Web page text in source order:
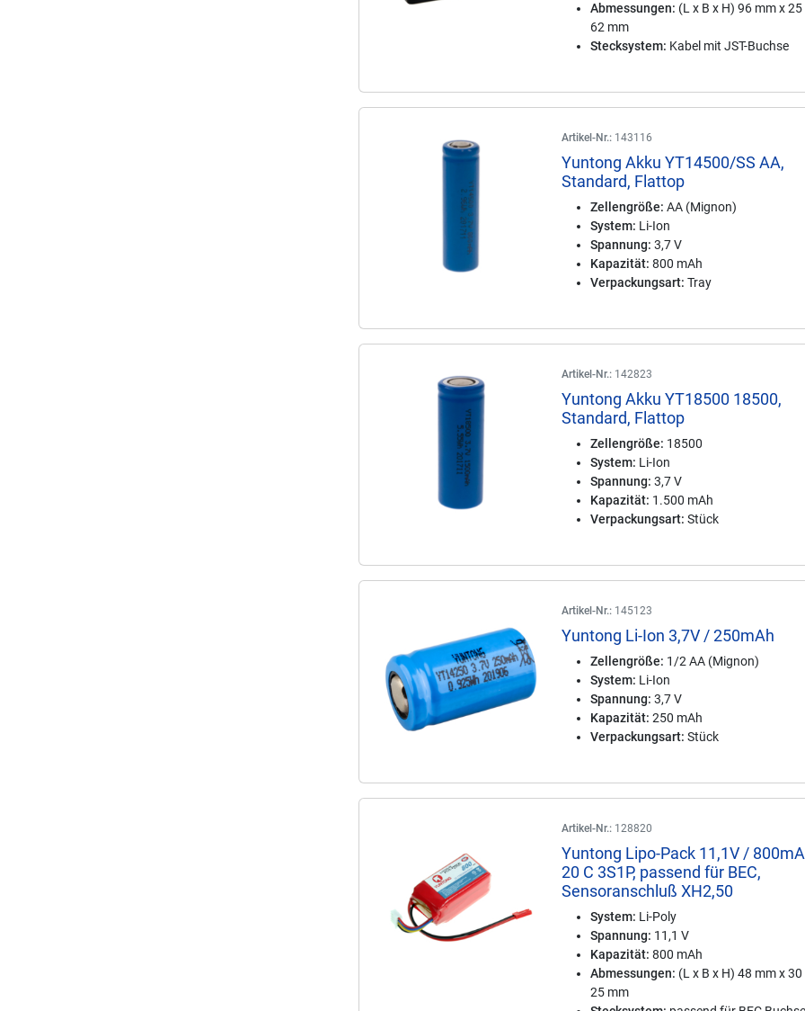
Abmessungen: (L x B x H) 96 mm x
62 mm
Stecksystem: Kabel mit JST-Buchse
Artikel-Nr.: 143116
Yuntong Akku YT14500/SS AA,
Standard, Flattop
Zellengröße: AA (Mignon)
System: Li-Ion
Spannung: 3,7 V
Kapazität: 800 mAh
Verpackungsart: Tray
Artikel-Nr.: 142823
Yuntong Akku YT18500 18500,
Standard, Flattop
Zellengröße: 18500
System: Li-Ion
Spannung: 3,7 V
Kapazität: 1.500 mAh
Verpackungsart: Stück
Artikel-Nr.: 145123
Yuntong Li-Ion 3,7V / 250mAh
Zellengröße: 1/2 AA (Mignon)
System: Li-Ion
Spannung: 3,7 V
Kapazität: 250 mAh
Verpackungsart: Stück
Artikel-Nr.: 128820
Yuntong Lipo-Pack 11,1V /
20 C 3S1P, passend für BEC,
Sensoranschluß XH2,50
System: Li-Poly
Spannung: 11,1 V
Kapazität: 800 mAh
Abmessungen: (L x B x H) 48 mm x
25 mm